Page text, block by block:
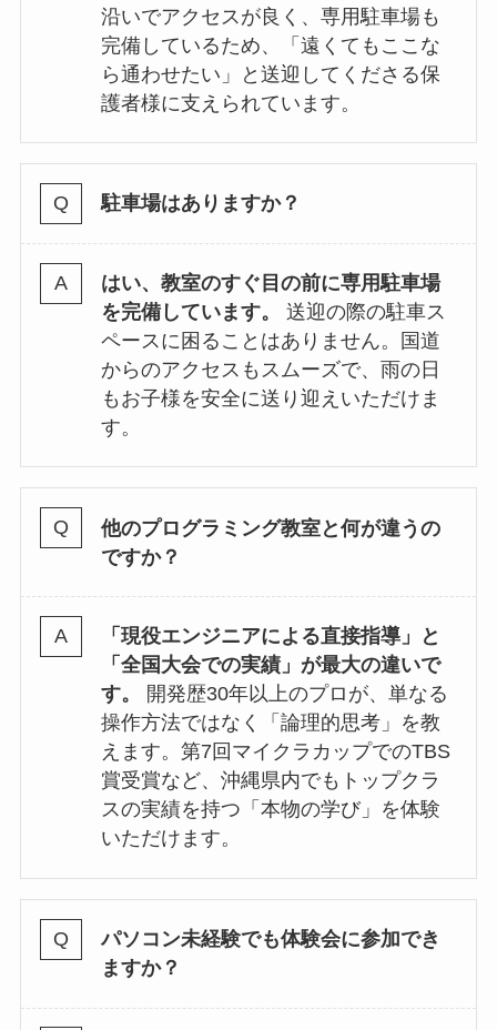
沿いでアクセスが良く、専用駐車場も
完備しているため、「遠くてもここな
ら通わせたい」と送迎してくださる保
護者様に支えられています。
駐車場はありますか？
はい、教室のすぐ目の前に専用駐車場
を完備しています。
送迎の際の駐車ス
ペースに困ることはありません。国道
からのアクセスもスムーズで、雨の日
もお子様を安全に送り迎えいただけま
す。
他のプログラミング教室と何が違うの
ですか？
「現役エンジニアによる直接指導」と
「全国大会での実績」が最大の違いで
す。
開発歴30年以上のプロが、単なる
操作方法ではなく「論理的思考」を教
えます。第7回マイクラカップでのTBS
賞受賞など、沖縄県内でもトップクラ
スの実績を持つ「本物の学び」を体験
いただけます。
パソコン未経験でも体験会に参加でき
ますか？